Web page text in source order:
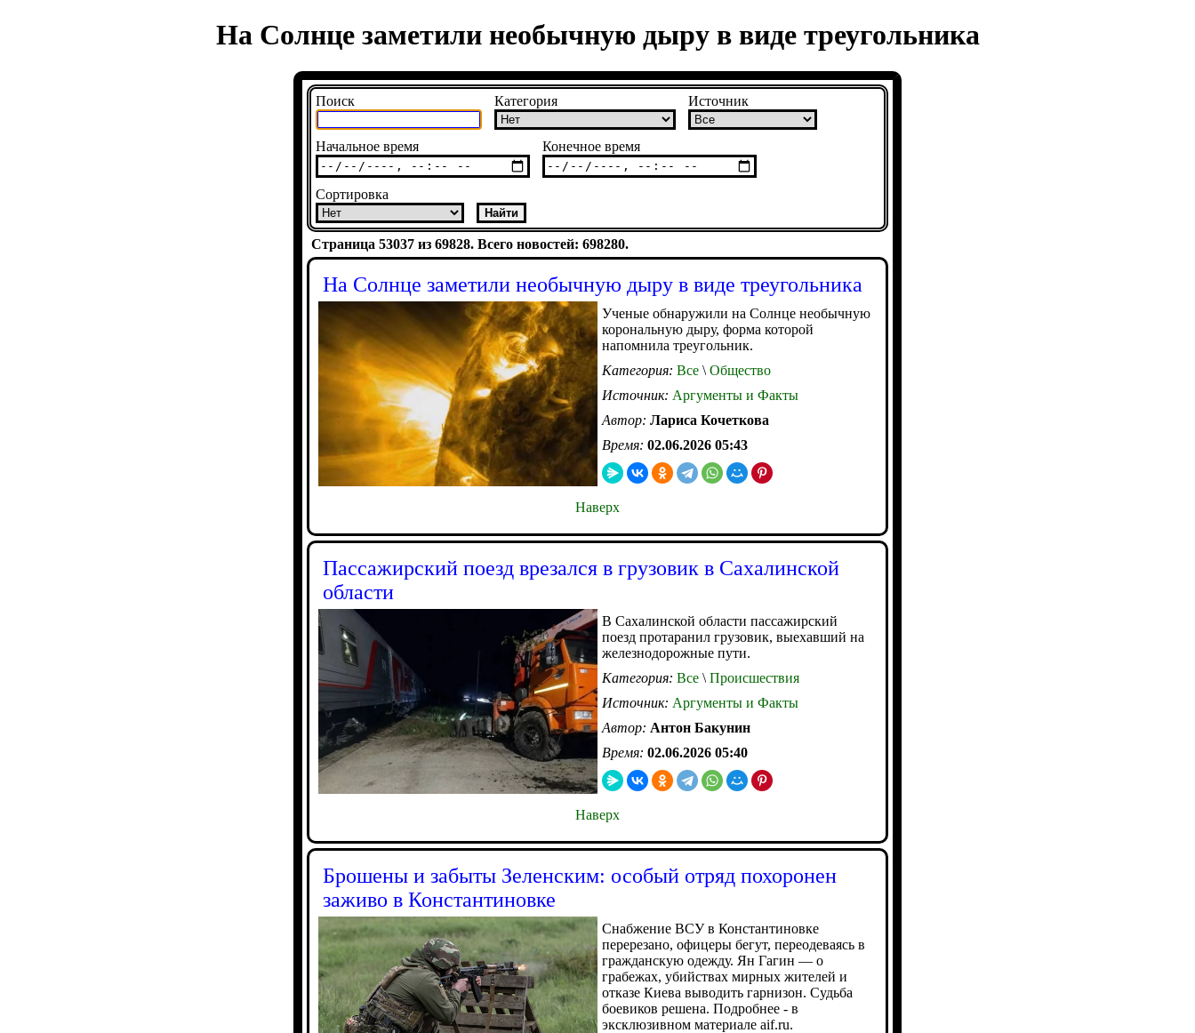
На Солнце заметили необычную дыру в виде треугольника
Поиск Категория Источник
Начальное время Конечное время
Сортировка
Страница 53037 из 69828. Всего новостей: 698280.
На Солнце заметили необычную дыру в виде треугольника
Ученые обнаружили на Солнце необычную
корональную дыру, форма которой
напомнила треугольник.
Категория: Все \ Общество
Источник: Аргументы и Факты
Автор: Лариса Кочеткова
Время: 02.06.2026 05:43
Наверх
Пассажирский поезд врезался в грузовик в Сахалинской
области
В Сахалинской области пассажирский
поезд протаранил грузовик, выехавший на
железнодорожные пути.
Категория: Все \ Происшествия
Источник: Аргументы и Факты
Автор: Антон Бакунин
Время: 02.06.2026 05:40
Наверх
Брошены и забыты Зеленским: особый отряд похоронен
заживо в Константиновке
Снабжение ВСУ в Константиновке
перерезано, офицеры бегут, переодеваясь в
гражданскую одежду. Ян Гагин — о
грабежах, убийствах мирных жителей и
отказе Киева выводить гарнизон. Судьба
боевиков решена. Подробнее - в
эксклюзивном материале aif.ru.